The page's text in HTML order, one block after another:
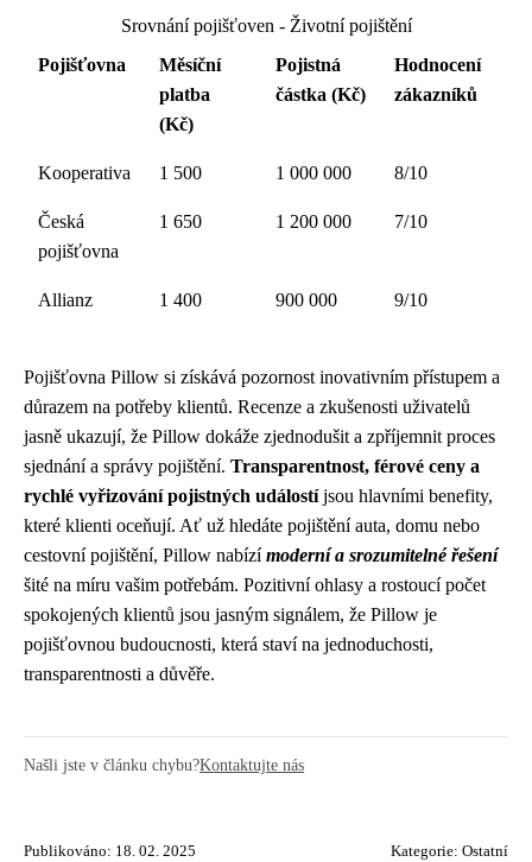
Srovnání pojišťoven - Životní pojištění
Pojišťovna
Měsíční
platba
(Kč)
Pojistná
částka (Kč)
Hodnocení
zákazníků
Kooperativa 1 500 1 000 000 8/10
Česká
pojišťovna
1 650 1 200 000 7/10
Allianz 1 400 900 000 9/10
Pojišťovna Pillow si získává pozornost inovativním přístupem a
důrazem na potřeby klientů. Recenze a zkušenosti uživatelů
jasně ukazují, že Pillow dokáže zjednodušit a zpříjemnit proces
sjednání a správy pojištění. Transparentnost, férové ceny a
rychlé vyřizování pojistných událostíjsou hlavními benefity,
které klienti oceňují. Ať už hledáte pojištění auta, domu nebo
cestovní pojištění, Pillow nabízímoderní a srozumitelné řešení
šité na míru vašim potřebám. Pozitivní ohlasy a rostoucí počet
spokojených klientů jsou jasným signálem, že Pillow je
pojišťovnou budoucnosti, která staví na jednoduchosti,
transparentnosti a důvěře.
Našli jste v článku chybu?Kontaktujte nás
Publikováno: 18. 02. 2025 Kategorie: Ostatní